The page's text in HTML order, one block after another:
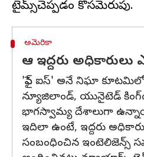
అమెరికా
ఆ ఇద్దరు అధికారులు
'ఫైవ్ ఐస్' అనే నిఘా
న్యూజిలాండ్, యునైటెడ్
భాగస్వామ్య దేశాలుగా
ఇదిలా ఉంటే, ఇద్దరు
సంబంధించిన ఇంటెలిజెన్స్